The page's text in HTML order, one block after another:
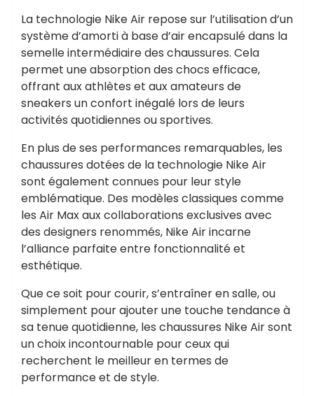
La technologie Nike Air repose sur l’utilisation d’un
système d’amorti à base d’air encapsulé dans la
semelle intermédiaire des chaussures. Cela
permet une absorption des chocs efficace,
offrant aux athlètes et aux amateurs de
sneakers un confort inégalé lors de leurs
activités quotidiennes ou sportives.
En plus de ses performances remarquables, les
chaussures dotées de la technologie Nike Air
sont également connues pour leur style
emblématique. Des modèles classiques comme
les Air Max aux collaborations exclusives avec
des designers renommés, Nike Air incarne
l’alliance parfaite entre fonctionnalité et
esthétique.
Que ce soit pour courir, s’entraîner en salle, ou
simplement pour ajouter une touche tendance à
sa tenue quotidienne, les chaussures Nike Air sont
un choix incontournable pour ceux qui
recherchent le meilleur en termes de
performance et de style.